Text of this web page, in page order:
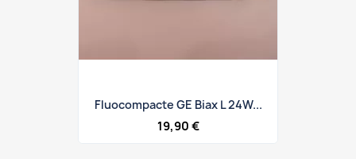
Fluocompacte GE Biax L 24W...
19,90 €